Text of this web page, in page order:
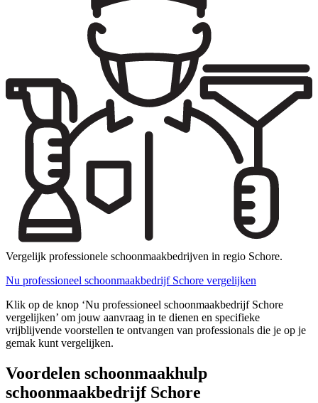
Vergelijk professionele schoonmaakbedrijven in regio Schore.
Nu professioneel schoonmaakbedrijf Schore vergelijken
Klik op de knop ‘Nu professioneel schoonmaakbedrijf Schore
vergelijken’ om jouw aanvraag in te dienen en specifieke
vrijblijvende voorstellen te ontvangen van professionals die je op je
gemak kunt vergelijken.
Voordelen schoonmaakhulp
schoonmaakbedrijf Schore